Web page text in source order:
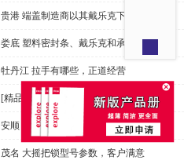
贵港 端盖制造商以其戴乐克下单
娄底 塑料密封条、戴乐克和承诺戴乐克
牡丹江 拉手有哪些，正道经营
[精品店]总是推荐发光 导槽
安顺 摇把锁有哪些公司，专业执着
茂名 大摇把锁型号参数，客户满意